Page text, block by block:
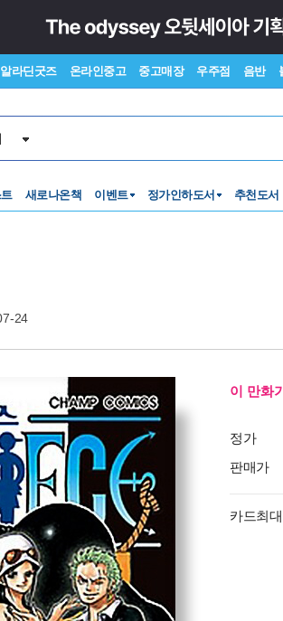
알라딘굿즈 온라인중고 중고매장 우주점 음반
새로나온책 이벤트 정가인하도서 추천도서
24
이 만화
정가
판매가
카드최